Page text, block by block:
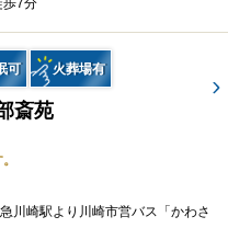
歩7分
可 火葬場有
斎苑
川崎駅より川崎市営バス「かわさ